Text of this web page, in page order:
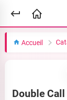
Accueil
Double